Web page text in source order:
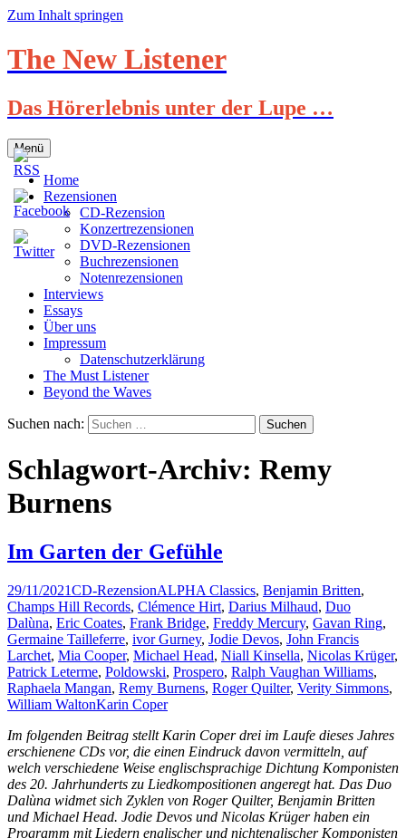
Zum Inhalt springen
The New Listener
Das Hörerlebnis unter der Lupe …
Menü
Home
Rezensionen
CD-Rezension
Konzertrezensionen
DVD-Rezensionen
Buchrezensionen
Notenrezensionen
Interviews
Essays
Über uns
Impressum
Datenschutzerklärung
The Must Listener
Beyond the Waves
Suchen nach:
Schlagwort-Archiv: Remy
Burnens
Im Garten der Gefühle
29/11/2021CD-RezensionALPHA Classics, Benjamin Britten,
Champs Hill Records, Clémence Hirt, Darius Milhaud, Duo
Dalùna, Eric Coates, Frank Bridge, Freddy Mercury, Gavan Ring,
Germaine Tailleferre, ivor Gurney, Jodie Devos, John Francis
Larchet, Mia Cooper, Michael Head, Niall Kinsella, Nicolas Krüger,
Patrick Leterme, Poldowski, Prospero, Ralph Vaughan Williams,
Raphaela Mangan, Remy Burnens, Roger Quilter, Verity Simmons,
William WaltonKarin Coper
Im folgenden Beitrag stellt Karin Coper drei im Laufe dieses Jahres
erschienene CDs vor, die einen Eindruck davon vermitteln, auf
welch verschiedene Weise englischsprachige Dichtung Komponisten
des 20. Jahrhunderts zu Liedkompositionen angeregt hat. Das Duo
Dalùna widmet sich Zyklen von Roger Quilter, Benjamin Britten
und Michael Head. Jodie Devos und Nicolas Krüger haben ein
Programm mit Liedern englischer und nichtenglischer Komponisten